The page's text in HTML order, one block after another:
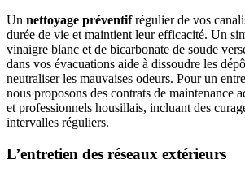
Un nettoyage préventifrégulier de vos
durée de vie et maintient leur efficacité. Un
vinaigre blanc et de bicarbonate de soude
dans vos évacuations aide à dissoudre les
neutraliser les mauvaises odeurs. Pour un
nous proposons des contrats de maintenance
et professionnels housillais, incluant des
intervalles réguliers.
L’entretien des réseaux extérieurs